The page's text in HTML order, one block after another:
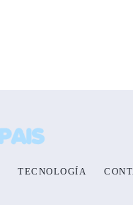
TECNOLOGÍA